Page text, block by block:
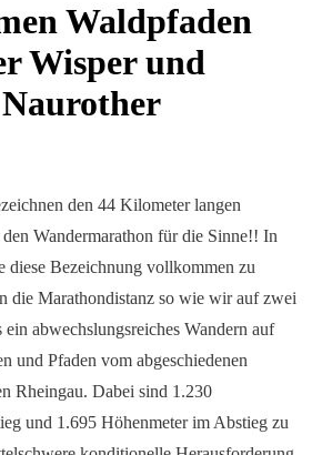
Waldpfaden
Wisper und
den 44 Kilometer langen
den Wandermarathon für die Sinne!! In
diese Bezeichnung vollkommen zu
die Marathondistanz so wie wir auf zwei
ein abwechslungsreiches Wandern auf
und Pfaden vom abgeschiedenen
Rheingau. Dabei sind 1.230
und 1.695 Höhenmeter im Abstieg zu